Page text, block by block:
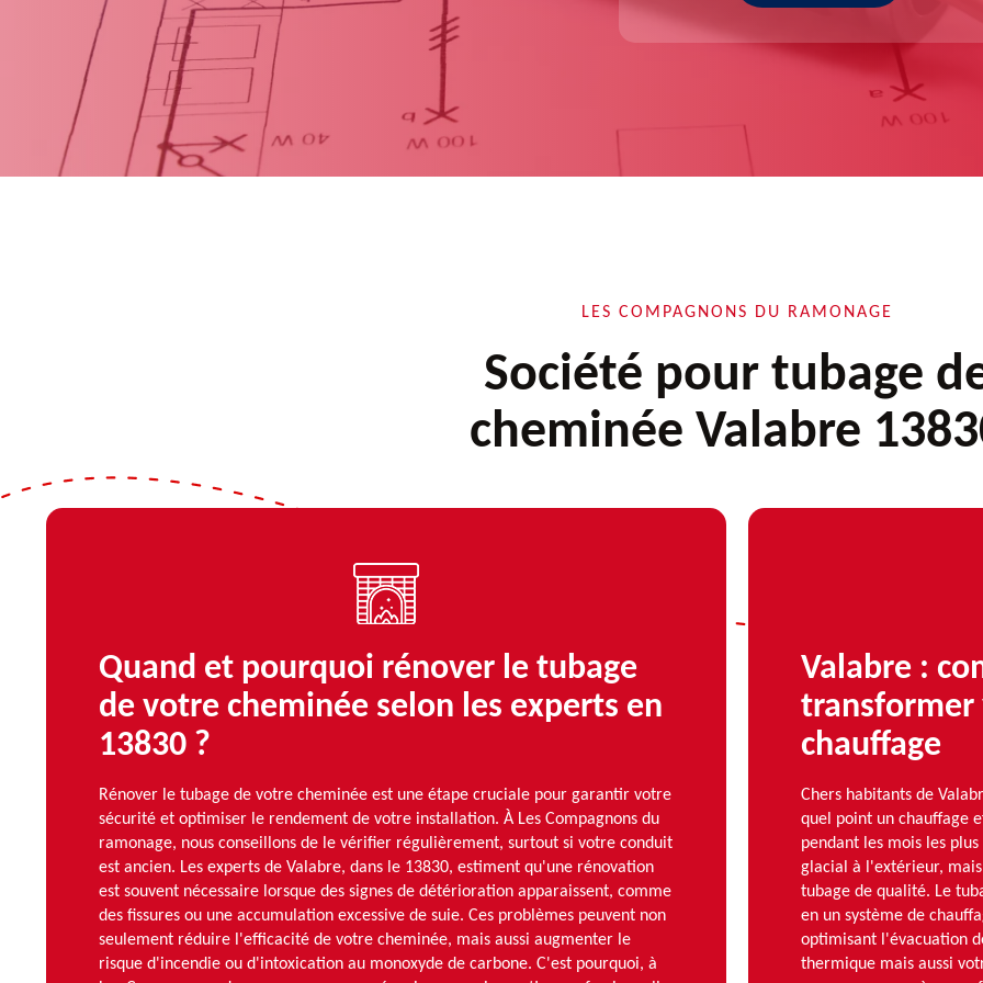
LES COMPAGNONS DU RAMONAGE
Société pour tubage
cheminée Valabre
Quand et pourquoi rénover le tubage
de votre cheminée selon les experts en
13830 ?
Rénover le tubage de votre cheminée est une étape cruciale pour garantir votre
sécurité et optimiser le rendement de votre installation. À Les Compagnons du
ramonage, nous conseillons de le vérifier régulièrement, surtout si votre conduit
est ancien. Les experts de Valabre, dans le 13830, estiment qu'une rénovation
est souvent nécessaire lorsque des signes de détérioration apparaissent, comme
des fissures ou une accumulation excessive de suie. Ces problèmes peuvent non
seulement réduire l'efficacité de votre cheminée, mais aussi augmenter le
risque d'incendie ou d'intoxication au monoxyde de carbone. C'est pourquoi, à
Valabre :
transformer
chauffage
Chers habitants de
quel point un chauffage
pendant les mois les
glacial à l'extérieur,
tubage de qualité. Le
en un système de
optimisant l'évacuation
thermique mais aussi